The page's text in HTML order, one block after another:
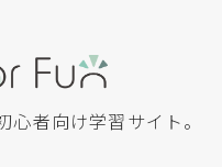
者向け学習サイト。